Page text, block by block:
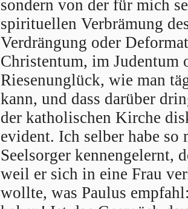
sondern von der für mich
spirituellen Verbrämung
Verdrängung oder
Christentum, im Judentum
Riesenunglück, wie man
kann, und dass darüber
der katholischen Kirche
evident. Ich selber habe so
Seelsorger kennengelernt,
weil er sich in eine Frau
wollte, was Paulus